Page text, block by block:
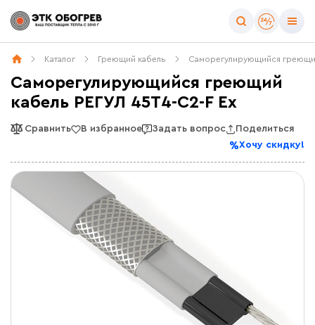
Каталог Греющий кабель Саморегулирующийся
Саморегулирующийся греющий
кабель РЕГУЛ 45Т4-С2-F Ex
Сравнить В избранное Задать вопрос
Поделиться
Хочу скидку!